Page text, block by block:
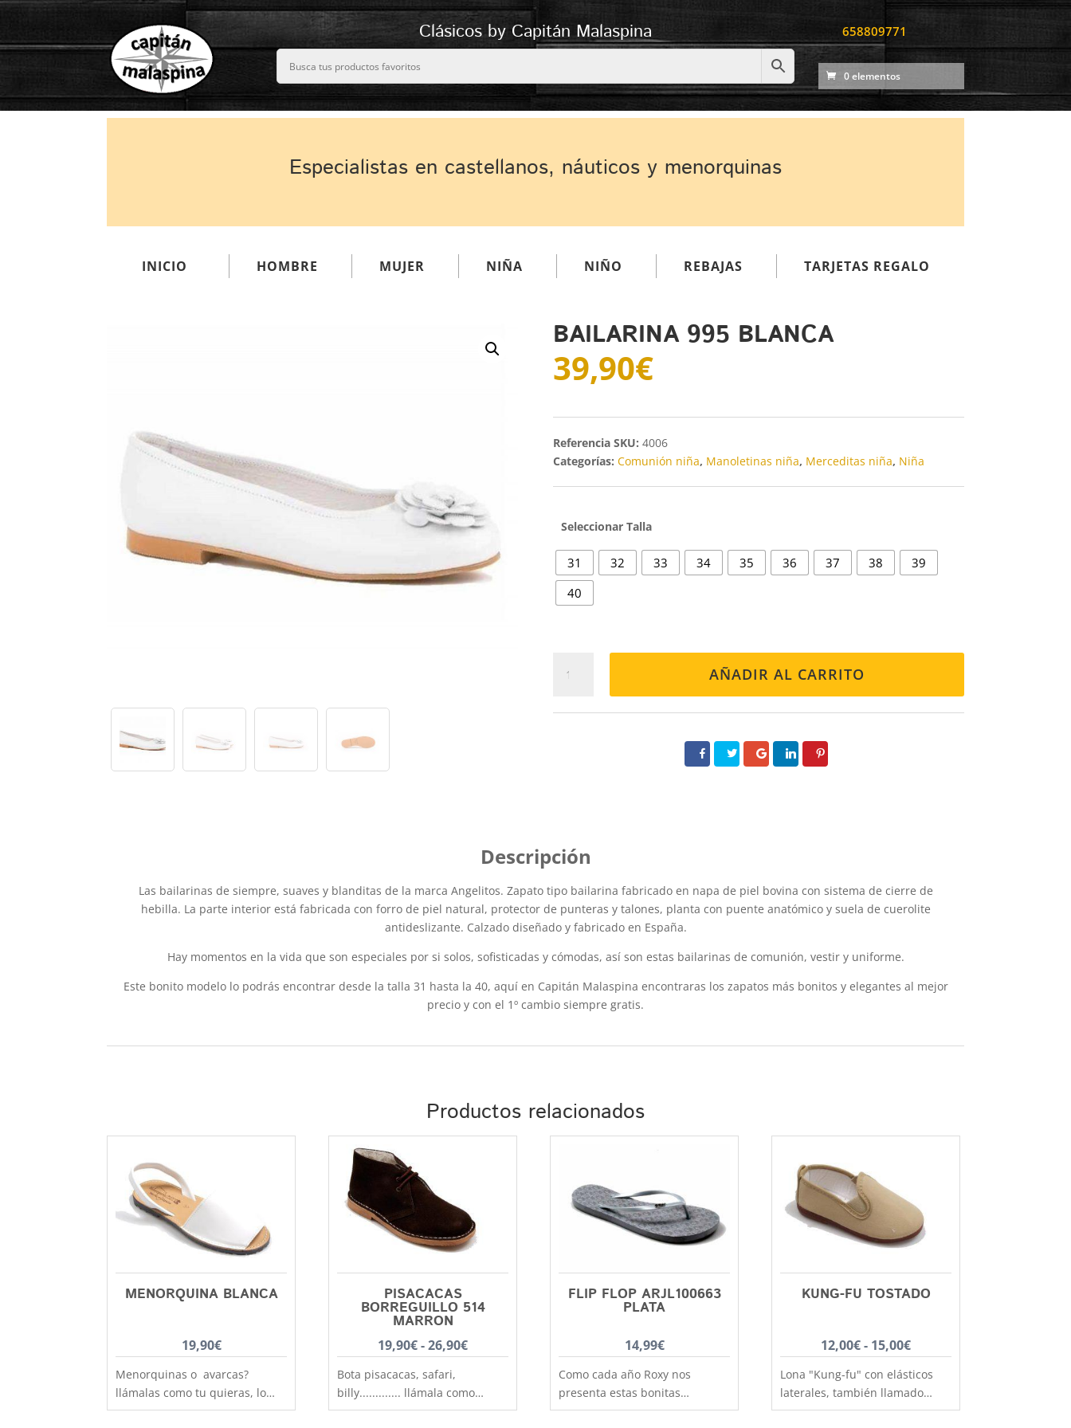
Clásicos by Capitán Malaspina 658809771
0 elementos
Especialistas en castellanos, náuticos y menorquinas
INICIO HOMBRE MUJER NIÑA NIÑO REBAJAS TARJETAS REGALO
BAILARINA 995 BLANCA
39,90€
Talla
31 32 33 34 35 36 37 38
39
40
cantidad
AÑADIR AL CARRITO
SKU: 4006
Categorías: Comunión niña, Manoletinas niña, Merceditas niña, Niña
Las bailarinas de siempre, suaves y blanditas de la marca Angelitos. Zapato tipo bailarina fabricado en napa de piel bovina con sistema de cierre de
hebilla. La parte interior está fabricada con forro de piel natural, protector de punteras y talones, planta con puente anatómico y suela de cuerolite
antideslizante. Calzado diseñado y fabricado en España.
Hay momentos en la vida que son especiales por si solos, sofisticadas y cómodas, así son estas bailarinas de comunión, vestir y uniforme.
Este bonito modelo lo podrás encontrar desde la talla 31 hasta la 40, aquí en Capitán Malaspina encontraras los zapatos más bonitos y elegantes al mejor
precio y con el 1º cambio siempre gratis.
Productos relacionados
MENORQUINA BLANCA
19,90€
Menorquinas o avarcas?
llámalas como tu quieras, lo
que si te podemos decir es que
PISACACAS
BORREGUILLO 514
MARRON
19,90€-26,90€Rango
precios:
desde
Bota pisacacas, safari,
billy............. llámala como
quieras, clásica bota de piel
FLIP FLOP ARJL100663
PLATA
14,99€
Como cada año Roxy nos
presenta estas bonitas
sandalias de esclava, planta
KUNG-FU TOSTADO
12,00€- 15,00€Rango
de
precios:
desde
Lona "Kung-fu" con elásticos
laterales, también llamado
"Camping". Zapatillas con piso